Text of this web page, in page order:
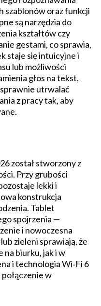
szablonów oraz funkcji
są narzędzia do
kształtów czy
gestami, co sprawia,
staje się intuicyjne i
lub możliwości
głos na tekst,
utrwalać
z pracy tak, aby
został stworzony z
Przy grubości
lekki i
konstrukcja
Tablet
spojrzenia —
i nowoczesna
zieleni sprawiają, że
na biurku, jak i w
i technologia Wi‑Fi 6
w